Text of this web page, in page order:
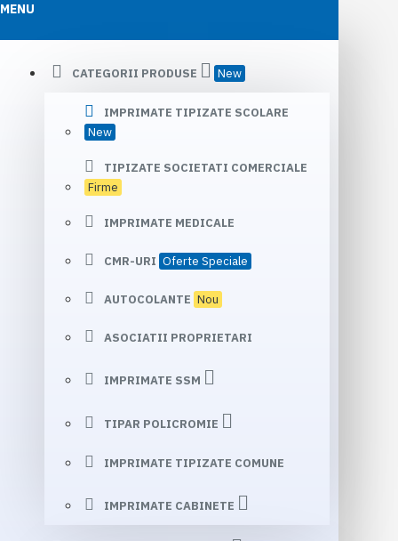
MENU
CATEGORII PRODUSE New
IMPRIMATE TIPIZATE SCOLARE
New
TIPIZATE SOCIETATI COMERCIALE
Firme
IMPRIMATE MEDICALE
CMR-URI Oferte Speciale
AUTOCOLANTE Nou
ASOCIATII PROPRIETARI
IMPRIMATE SSM
TIPAR POLICROMIE
IMPRIMATE TIPIZATE COMUNE
IMPRIMATE CABINETE